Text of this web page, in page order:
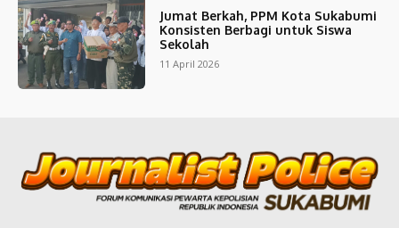
Jumat Berkah, PPM Kota Sukabumi
Konsisten Berbagi untuk Siswa
Sekolah
11 April 2026